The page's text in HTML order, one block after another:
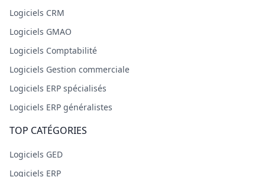
Logiciels CRM
Logiciels GMAO
Logiciels Comptabilité
Logiciels Gestion commerciale
Logiciels ERP spécialisés
Logiciels ERP généralistes
TOP CATÉGORIES
Logiciels GED
Logiciels ERP